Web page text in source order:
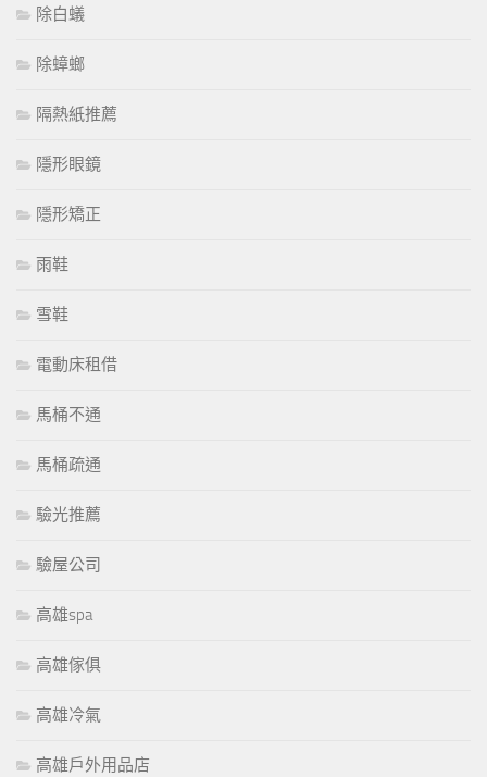
除白蟻
除蟑螂
隔熱紙推薦
隱形眼鏡
隱形矯正
雨鞋
雪鞋
電動床租借
馬桶不通
馬桶疏通
驗光推薦
驗屋公司
高雄spa
高雄傢俱
高雄冷氣
高雄戶外用品店